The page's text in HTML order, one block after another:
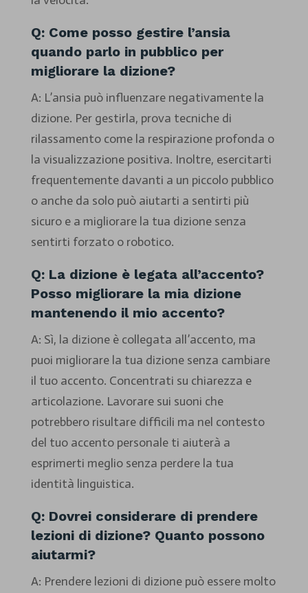
Q: Come posso gestire l’ansia
quando parlo in pubblico per
migliorare la dizione?
A: L’ansia può influenzare negativamente la
dizione. Per gestirla, prova tecniche di
rilassamento come la respirazione profonda o
la visualizzazione positiva. Inoltre, esercitarti
frequentemente davanti a un piccolo pubblico
o anche da solo può aiutarti a sentirti più
sicuro e a migliorare la tua dizione senza
sentirti forzato o robotico.
Q: La dizione è legata all’accento?
Posso migliorare la mia dizione
mantenendo il mio accento?
A: Sì, la dizione è collegata all’accento, ma
puoi migliorare la tua dizione senza cambiare
il tuo accento. Concentrati su chiarezza e
articolazione. Lavorare sui suoni che
potrebbero risultare difficili ma nel contesto
del tuo accento personale ti aiuterà a
esprimerti meglio senza perdere la tua
identità linguistica.
Q: Dovrei considerare di prendere
lezioni di dizione? Quanto possono
aiutarmi?
A: Prendere lezioni di dizione può essere molto